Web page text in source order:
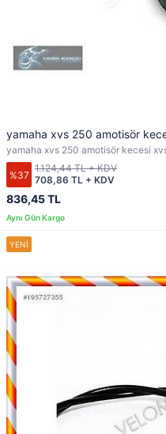
yamaha xvs 250 amotisör
yamaha xvs 250 amotisör kecesi
%37
836,45 TL
708,86 TL + KDV
1.124,44 TL + KDV